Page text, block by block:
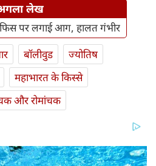
लेख
पर लगाई आग, हालत गंभीर
बॉलीवुड
ज्योतिष
महाभारत के किस्से
और रोमांचक